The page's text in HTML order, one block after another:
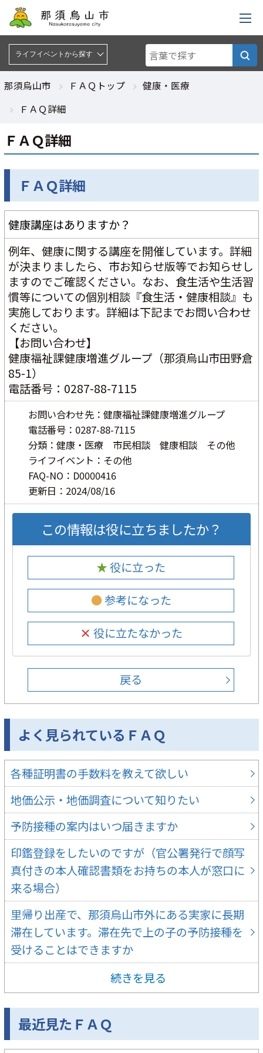
ライフイベントから探す :
ライフイベントから探す
那須烏山市 ＦＡＱトップ
健康・医療
ＦＡＱ詳細
ＦＡＱ詳細
ＦＡＱ詳細
健康講座はありますか？
例年、健康に関する講座を開催しています。詳細
が決まりましたら、市お知らせ版等でお知らせし
ますのでご確認ください。なお、食生活や生活習
慣等についての個別相談『食生活・健康相談』も
実施しております。詳細は下記までお問い合わせ
ください。
【お問い合わせ】
健康福祉課健康増進グループ（那須烏山市田野倉
85-1）
電話番号：0287-88-7115
お問い合わせ先：健康福祉課健康増進グループ
電話番号：0287-88-7115
分類：健康・医療 市民相談 健康相談 その他
ライフイベント：その他
FAQ-NO：D0000416
更新日：2024/08/16
この情報は役に立ちましたか？
★ 役に立った
● 参考になった
× 役に立たなかった
戻る
よく見られているＦＡＱ
各種証明書の手数料を教えて欲しい
地価公示・地価調査について知りたい
予防接種の案内はいつ届きますか
印鑑登録をしたいのですが（官公署発行で顔写
真付きの本人確認書類をお持ちの本人が窓口に
来る場合）
里帰り出産で、那須烏山市外にある実家に長期
滞在しています。滞在先で上の子の予防接種を
受けることはできますか
続きを見る
最近見たＦＡＱ